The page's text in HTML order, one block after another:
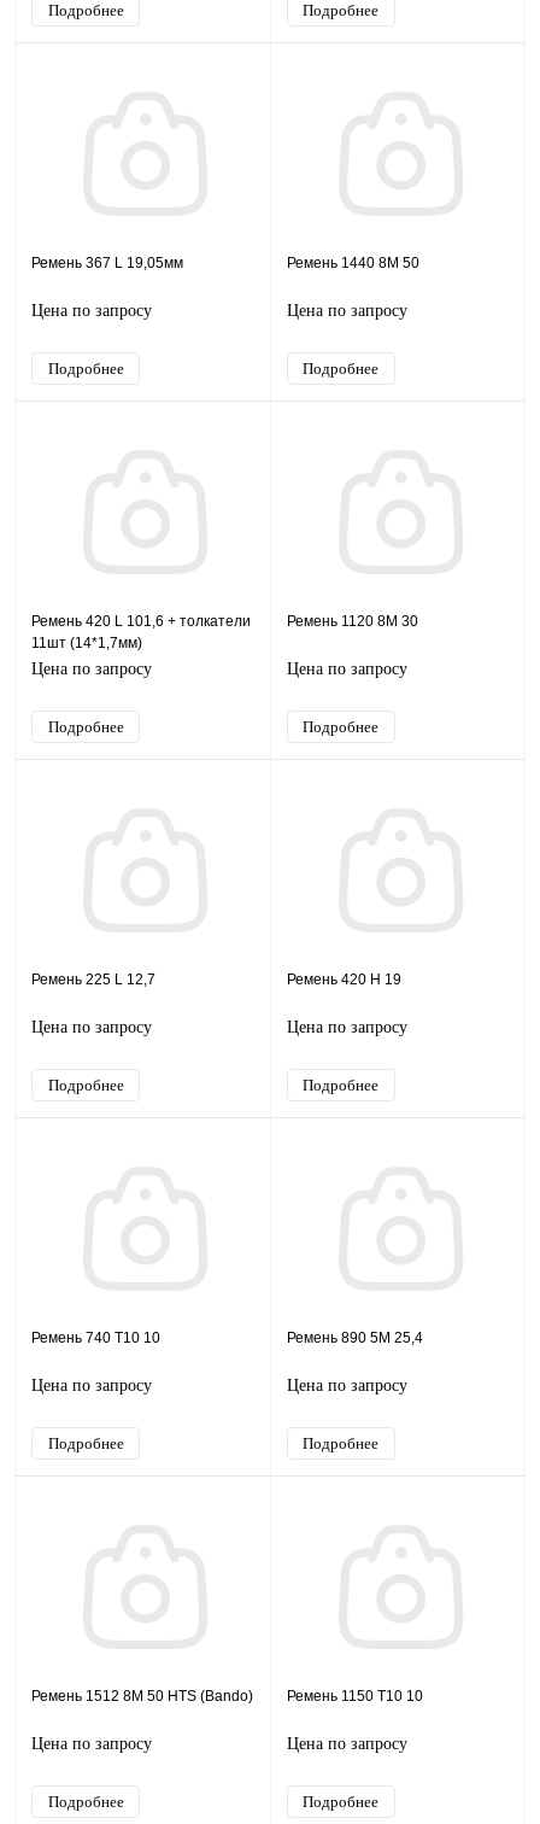
Подробнее Подробнее
Ремень 367 L 19,05мм
Цена по запросу
Подробнее
Ремень 1440 8M 50
Цена по запросу
Подробнее
Ремень 420 L 101,6 + толкатели
11шт (14*1,7мм)
Цена по запросу
Подробнее
Ремень 1120 8M 30
Цена по запросу
Подробнее
Ремень 225 L 12,7
Цена по запросу
Подробнее
Ремень 420 H 19
Цена по запросу
Подробнее
Ремень 740 T10 10
Цена по запросу
Подробнее
Ремень 890 5M 25,4
Цена по запросу
Подробнее
Ремень 1512 8M 50 HTS (Bando)
Цена по запросу
Подробнее
Ремень 1150 Т10 10
Цена по запросу
Подробнее